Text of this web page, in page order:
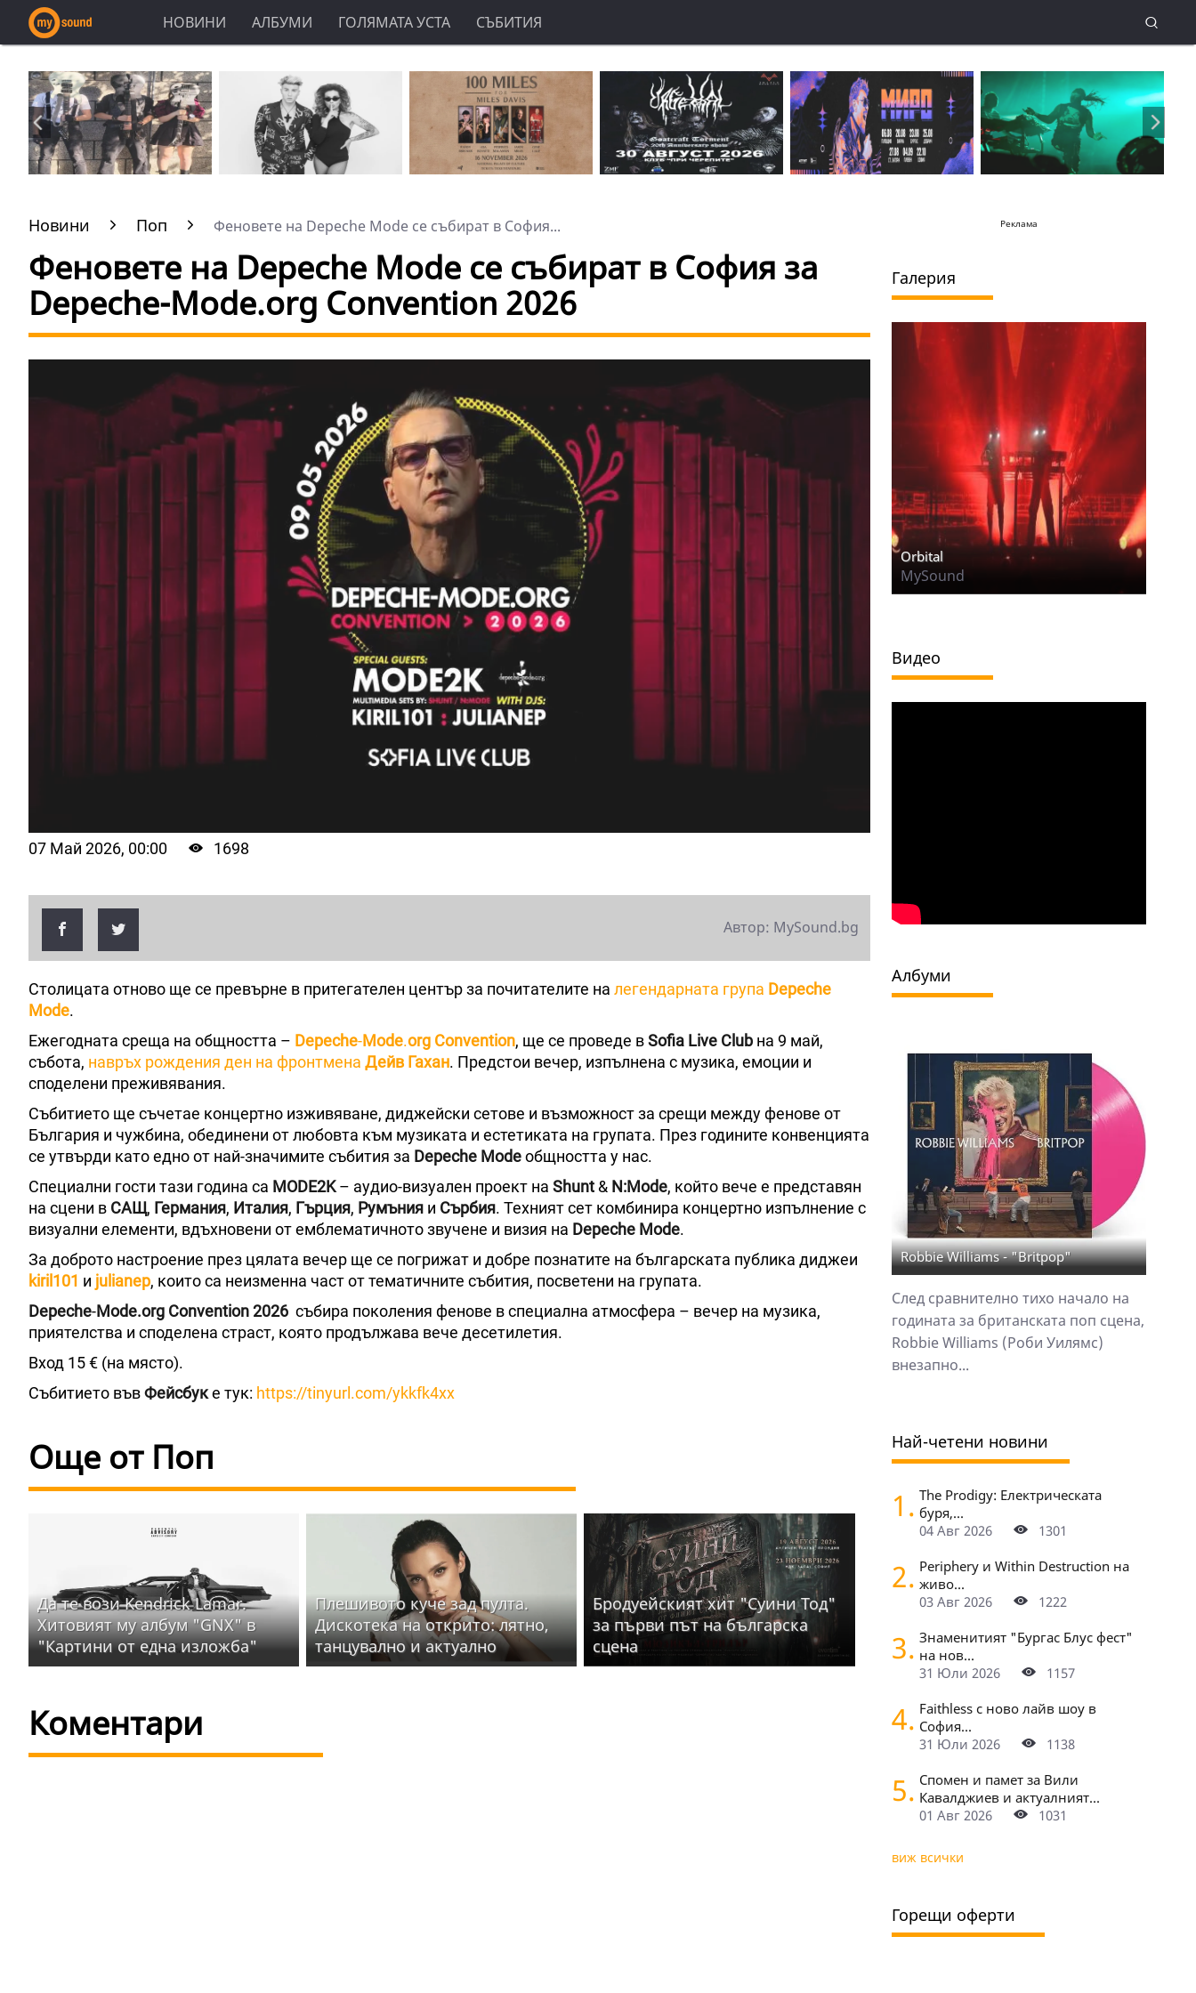
НОВИНИ АЛБУМИ ГОЛЯМАТА УСТА СЪБИТИЯ
Новини Поп Феновете на Depeche Mode се събират в София...
Феновете на Depeche Mode се събират в София за
Depeche-Mode.org Convention 2026
07 Май 2026, 00:00 1698
Автор: MySound.bg
Столицата отново ще се превърне в притегателен център за почитателите на легендарната група Depeche
Mode.
Ежегодната среща на общността – Depeche-Mode.org Convention, ще се проведе вSofia Live Club на 9 май,
събота, навръх рождения ден на фронтмена Дейв Гахан. Предстои вечер, изпълнена с музика, емоции и
споделени преживявания.
Събитието ще съчетае концертно изживяване, диджейски сетове и възможност за срещи между фенове от
България и чужбина, обединени от любовта към музиката и естетиката на групата. През годините конвенцията
се утвърди като едно от най-значимите събития за Depeche Modeобщността у нас.
Специални гости тази година са MODE2K– аудио-визуален проект на Shunt & N:Mode, който вече е представян
на сцени в САЩ, Германия, Италия, Гърция, Румъния и Сърбия. Техният сет комбинира концертно изпълнение с
визуални елементи, вдъхновени от емблематичното звучене и визия на Depeche Mode.
За доброто настроение през цялата вечер ще се погрижат и добре познатите на българската публика диджеи
kiril101 и julianep, които са неизменна част от тематичните събития, посветени на групата.
Depeche-Mode.org Convention 2026 събира поколения фенове в специална атмосфера – вечер на музика,
приятелства и споделена страст, която продължава вече десетилетия.
Вход 15 € (на място).
Събитието въвФейсбуке тук: https://tinyurl.com/ykkfk4xx
Още от Поп
Да те вози Kendrick Lamar.
Хитовият му албум "GNX" в
"Картини от една изложба"
Плешивото куче зад пулта.
Дискотека на открито: лятно,
танцувално и актуално
Бродуейският хит "Суини Тод"
за първи път на българска
сцена
Коментари
Реклама
Галерия
Orbital
MySound
Видео
Албуми
Robbie Williams - "Britpop"
След сравнително тихо начало на
годината за британската поп сцена,
Robbie Williams (Роби Уилямс)
внезапно...
Най-четени новини
1. The Prodigy: Електрическата
буря,...
04 Авг 2026
1301
2. Periphery и Within Destruction на
живо...
03 Авг 2026
1222
3. Знаменитият "Бургас Блус фест"
на нов...
31 Юли 2026
1157
4. Faithless с ново лайв шоу в
София...
31 Юли 2026
1138
5. Спомен и памет за Вили
Кавалджиев и актуалният...
01 Авг 2026
1031
виж всички
Горещи оферти